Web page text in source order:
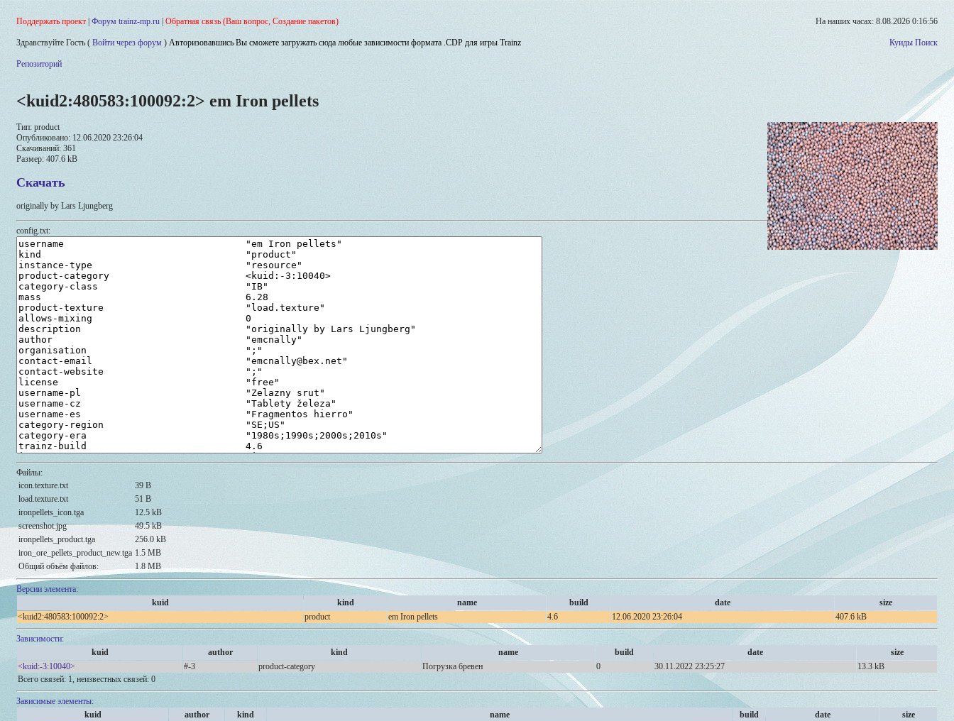
Поддержать проект Форум trainz-mp.ru Обратная связь (Ваш вопрос, Создание пакетов) На наших часах: 8.08.2026 0:16:56
Здравствуйте Гость ( Войти через форум ) Авторизовавшись Вы сможете загружать сюда любые зависимости формата .CDP для игры Trainz Куиды Поиск
Репозиторий
<kuid2:480583:100092:2> em Iron pellets
Тип: product
Опубликовано: 12.06.2020 23:26:04
Скачиваний: 361
Размер: 407.6 kB
Скачать
originally by Lars Ljungberg
config.txt:
Файлы:
icon.texture.txt
39 B
load.texture.txt
51 B
ironpellets_icon.tga
12.5 kB
screenshot.jpg
49.5 kB
ironpellets_product.tga
256.0 kB
iron_ore_pellets_product_new.tga 1.5 MB
Общий объём файлов:
1.8 MB
Версии элемента:
kuid
kind name build date
size
<kuid2:480583:100092:2>
product em Iron pellets 4.6 12.06.2020 23:26:04 407.6 kB
Зависимости:
kuid
author kind name build date
size
<kuid:-3:10040>
#-3 product-category Погрузка бревен 0 30.11.2022 23:25:27
13.3 kB
Всего связей: 1, неизвестных связей: 0
Зависимые элементы:
kuid
author kind name build date
size